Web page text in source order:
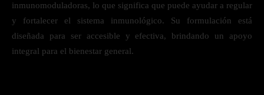
inmunomoduladoras, lo que significa que puede ayudar a regular
y fortalecer el sistema inmunológico. Su formulación está
diseñada para ser accesible y efectiva, brindando un apoyo
integral para el bienestar general.